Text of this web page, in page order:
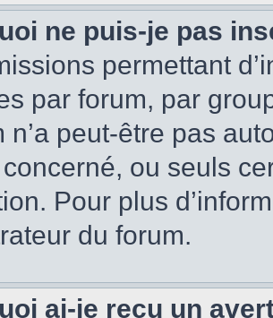
ne puis-je pas
permettant
par forum, par
n’a peut-être pas
ou seuls
Pour plus
du forum.
ai-je reçu un